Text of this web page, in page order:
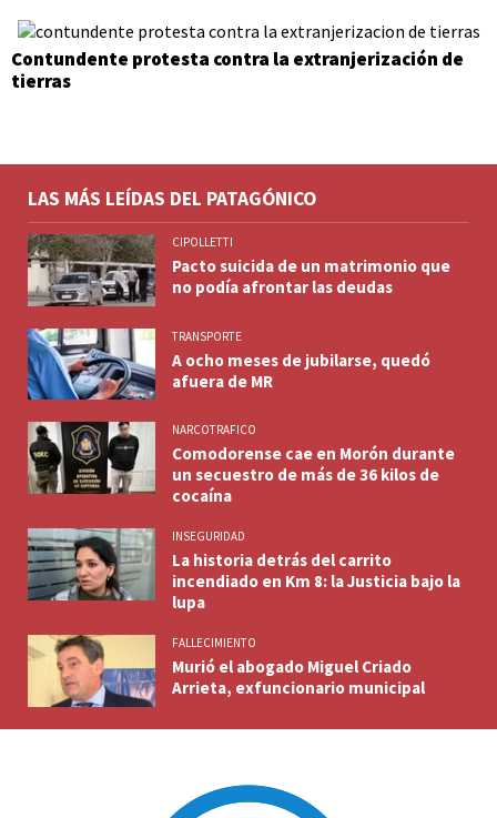
Contundente protesta contra la extranjerización de
tierras
LAS MÁS LEÍDAS DEL PATAGÓNICO
CIPOLLETTI
Pacto suicida de un matrimonio que
no podía afrontar las deudas
TRANSPORTE
A ocho meses de jubilarse, quedó
afuera de MR
NARCOTRAFICO
Comodorense cae en Morón durante
un secuestro de más de 36 kilos de
cocaína
INSEGURIDAD
La historia detrás del carrito
incendiado en Km 8: la Justicia bajo la
lupa
FALLECIMIENTO
Murió el abogado Miguel Criado
Arrieta, exfuncionario municipal